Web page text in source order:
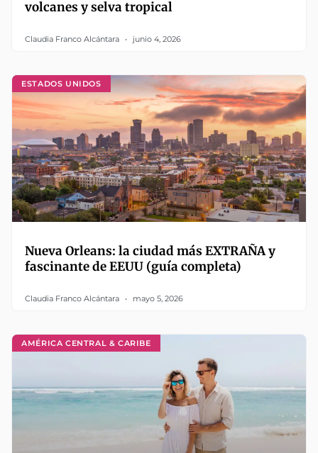
volcanes y selva tropical
Claudia Franco Alcántara junio 4, 2026
ESTADOS UNIDOS
Nueva Orleans: la ciudad más EXTRAÑA y
fascinante de EEUU (guía completa)
Claudia Franco Alcántara mayo 5, 2026
AMÉRICA CENTRAL & CARIBE